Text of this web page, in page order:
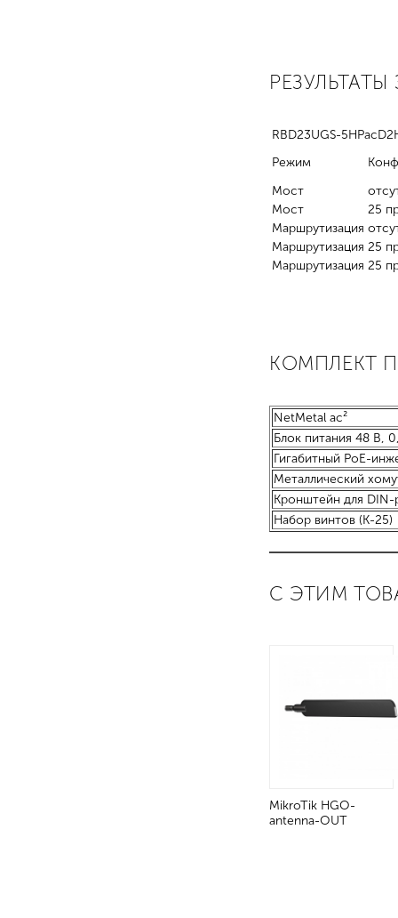
RBD23UGS-
Режим
Мост
Мост
25
Маршрутизация
Маршрутизация 25
Маршрутизация 25
КОМПЛЕКТ
NetMetal ac²
Блок питания 48 В,
Гигабитный PoE-
Металлический
Кронштейн для DIN-
Набор винтов (K-25)
С ЭТИМ
MikroTik HGO-
antenna-OUT